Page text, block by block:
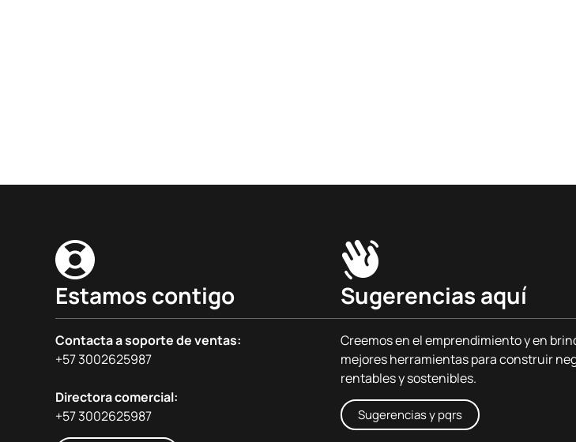
Estamos contigo
Contacta a soporte de ventas:
+57 3002625987
Directora comercial:
+57 3002625987
Sugerencias aquí
Creemos en el emprendimiento y en
mejores herramientas para construir
rentables y sostenibles.
Sugerencias y pqrs